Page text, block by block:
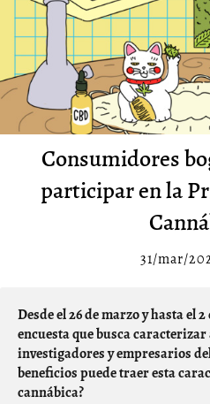
Consumidores
participar en la
31/mar/
Desde el 26 de marzo y hasta el 2 de mayo se podrá llenar la
encuesta que busca
investigadores y empresarios
beneficios puede traer esta
cannábica?